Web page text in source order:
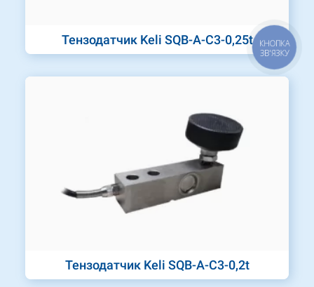
Тензодатчик Keli SQB-A-C3-0,25t
Тензодатчик Keli SQB-A-C3-0,2t
КНОПКА
ЗВ'ЯЗКУ